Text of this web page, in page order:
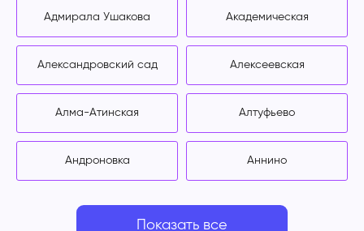
Адмирала Ушакова Академическая
Александровский сад Алексеевская
Алма-Атинская Алтуфьево
Андроновка Аннино
Показать все